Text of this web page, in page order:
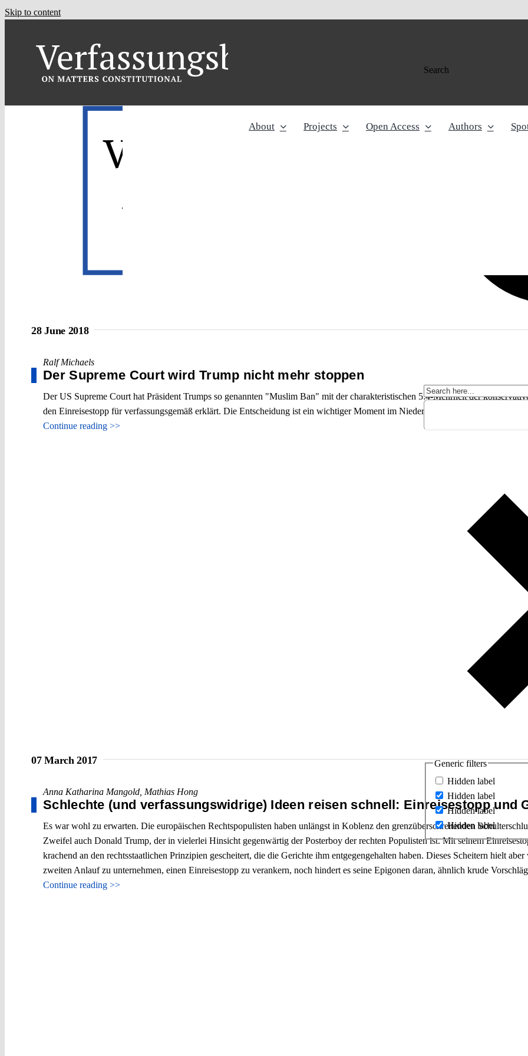
Skip to content
Search
Generic filters
Hidden label
Hidden label
Hidden label
Hidden label
About Projects Open Access Authors
28 June 2018
Ralf Michaels
Der Supreme Court wird Trump nicht mehr stoppen
Der US Supreme Court hat Präsident Trumps so genannten "Muslim Ban" mit der charakteristischen 5:4-Mehrheit der
den Einreisestopp für verfassungsgemäß erklärt. Die Entscheidung ist ein wichtiger Moment im Niedergang der US-
Continue reading >>
07 March 2017
Anna Katharina Mangold, Mathias Hong
Schlechte (und verfassungswidrige) Ideen reisen schnell: Einreisestopp und
Es war wohl zu erwarten. Die europäischen Rechtspopulisten haben unlängst in Koblenz den grenzüberschreitenden
Zweifel auch Donald Trump, der in vielerlei Hinsicht gegenwärtig der Posterboy der rechten Populisten ist. Mit seinem
krachend an den rechtsstaatlichen Prinzipien gescheitert, die die Gerichte ihm entgegengehalten haben. Dieses Scheitern hielt
zweiten Anlauf zu unternehmen, einen Einreisestopp zu verankern, noch hindert es seine Epigonen daran, ähnlich krude
Continue reading >>